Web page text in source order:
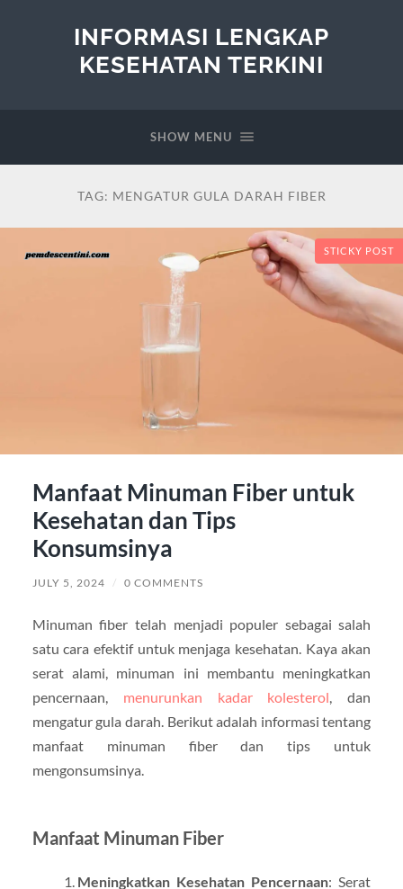
INFORMASI LENGKAP
KESEHATAN TERKINI
SHOW MENU
TAG: MENGATUR GULA DARAH FIBER
STICKY POST
Manfaat Minuman Fiber untuk
Kesehatan dan Tips
Konsumsinya
JULY 5, 2024 / 0 COMMENTS
Minuman fiber telah menjadi populer sebagai salah
satu cara efektif untuk menjaga kesehatan. Kaya akan
serat alami, minuman ini membantu meningkatkan
pencernaan, menurunkan kadar kolesterol , dan
mengatur gula darah. Berikut adalah informasi tentang
manfaat minuman fiber dan tips untuk
mengonsumsinya.
Manfaat Minuman Fiber
Meningkatkan Kesehatan Pencernaan: Serat